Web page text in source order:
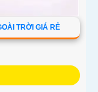
TRỜI GIÁ RẺ